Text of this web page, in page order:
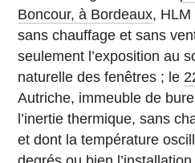
Boncour, à Bordeaux, HLM
sans chauffage et sans
seulement l’exposition au
naturelle des fenêtres ; le
Autriche, immeuble de
l’inertie thermique, sans
et dont la température